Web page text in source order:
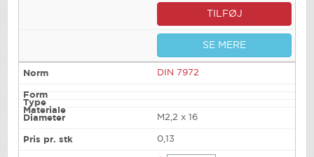
TILFØJ
SE MERE
DIN 7972
M2,2 x 16
0,13